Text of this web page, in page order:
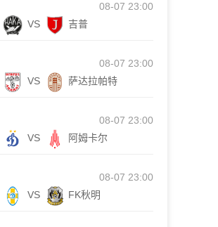
08-07 23:00
VS 吉普
08-07 23:00
VS 萨达拉帕特
08-07 23:00
VS 阿姆卡尔
08-07 23:00
VS FK秋明